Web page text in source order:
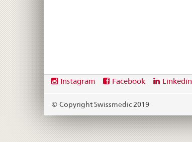
Footer
Social
links
Instagram Facebook Linkedin
© Copyright Swissmedic 2019